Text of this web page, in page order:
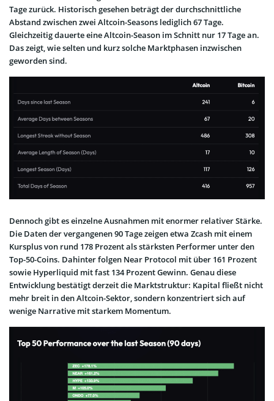
Tage zurück. Historisch gesehen beträgt der durchschnittliche
Abstand zwischen zwei Altcoin-Seasons lediglich 67 Tage.
Gleichzeitig dauerte eine Altcoin-Season im Schnitt nur 17 Tage an.
Das zeigt, wie selten und kurz solche Marktphasen inzwischen
geworden sind.
Dennoch gibt es einzelne Ausnahmen mit enormer relativer Stärke.
Die Daten der vergangenen 90 Tage zeigen etwa Zcash mit einem
Kursplus von rund 178 Prozent als stärksten Performer unter den
Top-50-Coins. Dahinter folgen Near Protocol mit über 161 Prozent
sowie Hyperliquid mit fast 134 Prozent Gewinn. Genau diese
Entwicklung bestätigt derzeit die Marktstruktur: Kapital fließt nicht
mehr breit in den Altcoin-Sektor, sondern konzentriert sich auf
wenige Narrative mit starkem Momentum.